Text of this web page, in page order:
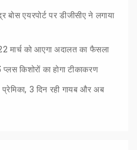
एयरपोर्ट पर डीजीसीए ने लगाया
मार्च कोआएगाअदालत का फैसला
प्लसकिशोरों काहोगाटीकाकरण
3 दिन रही गायब और अब